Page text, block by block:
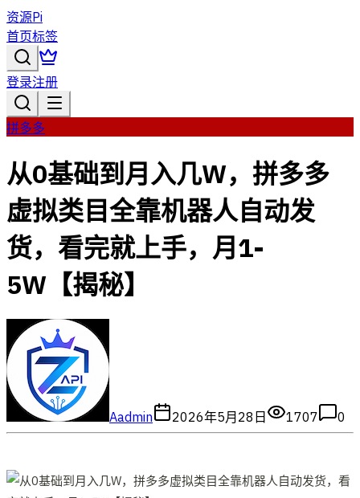
资源Pi
首页标签
登录注册
拼多多
从0基础到月入几W，拼多多
虚拟类目全靠机器人自动发
货，看完就上手，月1-
5W【揭秘】
Aadmin 2026年5月28日 1707 0